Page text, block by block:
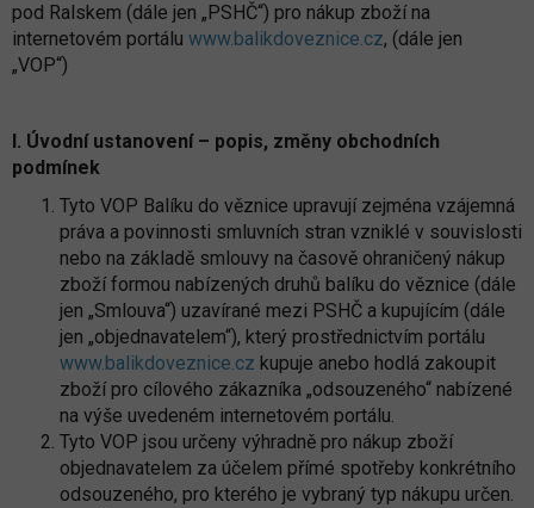
pod Ralskem (dále jen „PSHČ“) pro nákup zboží na
internetovém portálu www.balikdoveznice.cz, (dále jen
„VOP“)
I. Úvodní ustanovení – popis, změny obchodních
podmínek
Tyto VOP Balíku do věznice upravují zejména vzájemná
práva a povinnosti smluvních stran vzniklé v souvislosti
nebo na základě smlouvy na časově ohraničený nákup
zboží formou nabízených druhů balíku do věznice (dále
jen „Smlouva“) uzavírané mezi PSHČ a kupujícím (dále
jen „objednavatelem“), který prostřednictvím portálu
www.balikdoveznice.cz kupuje anebo hodlá zakoupit
zboží pro cílového zákazníka „odsouzeného“ nabízené
na výše uvedeném internetovém portálu.
Tyto VOP jsou určeny výhradně pro nákup zboží
objednavatelem za účelem přímé spotřeby konkrétního
odsouzeného, pro kterého je vybraný typ nákupu určen.